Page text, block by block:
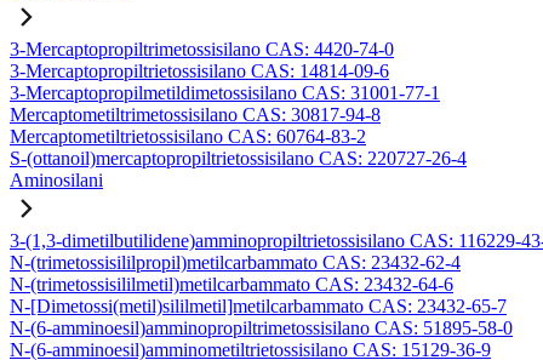
3-Mercaptopropiltrimetossisilano CAS: 4420-74-0
3-Mercaptopropiltrietossisilano CAS: 14814-09-6
3-Mercaptopropilmetildimetossisilano CAS: 31001-77-1
Mercaptometiltrimetossisilano CAS: 30817-94-8
Mercaptometiltrietossisilano CAS: 60764-83-2
S-(ottanoil)mercaptopropiltrietossisilano CAS: 220727-26-4
Aminosilani
3-(1,3-dimetilbutilidene)amminopropiltrietossisilano CAS: 116229-
N-(trimetossisililpropil)metilcarbammato CAS: 23432-62-4
N-(trimetossisililmetil)metilcarbammato CAS: 23432-64-6
N-[Dimetossi(metil)sililmetil]metilcarbammato CAS: 23432-65-7
N-(6-amminoesil)amminopropiltrimetossisilano CAS: 51895-58-0
N-(6-amminoesil)amminometiltrietossisilano CAS: 15129-36-9